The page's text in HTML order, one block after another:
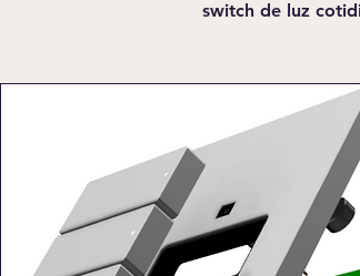
switch de luz